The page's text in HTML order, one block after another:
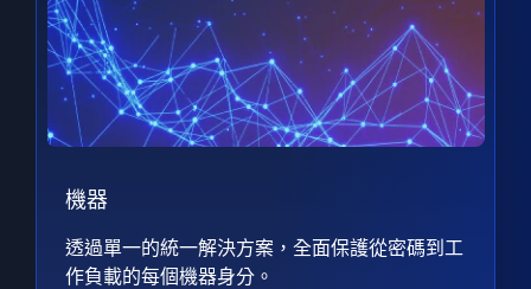
機器
透過單一的統一解決方案，全面保護從密碼到工
作負載的每個機器身分。